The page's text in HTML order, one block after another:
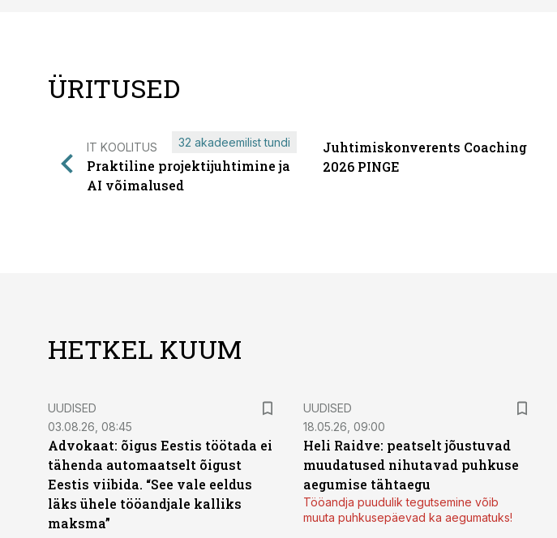
ÜRITUSED
IT KOOLITUS
Praktiline projektijuhtimine ja
AI võimalused
32 akadeemilist tundi
Juhtimiskonverents Coaching
2026 PINGE
HETKEL KUUM
UUDISED
03.08.26, 08:45
Advokaat: õigus Eestis töötada ei
tähenda automaatselt õigust
Eestis viibida. “See vale eeldus
läks ühele tööandjale kalliks
maksma”
UUDISED
18.05.26, 09:00
Heli Raidve: peatselt jõustuvad
muudatused nihutavad puhkuse
aegumise tähtaegu
Tööandja puudulik tegutsemine võib
muuta puhkusepäevad ka aegumatuks!